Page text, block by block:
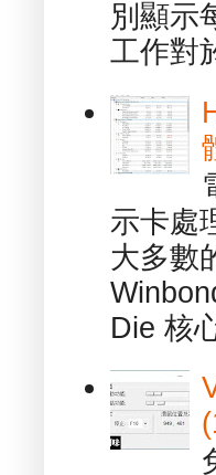
別顯示
工作對
示卡處
大多數
Die 核